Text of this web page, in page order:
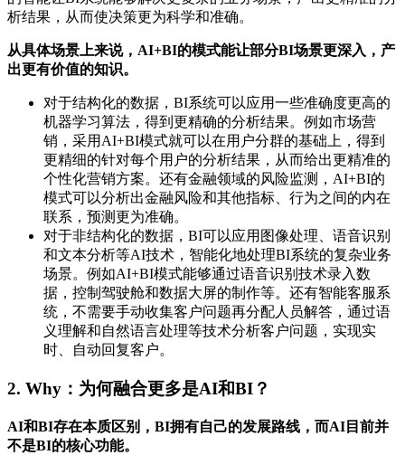
析结果，从而使决策更为科学和准确。
从具体场景上来说，AI+BI的模式能让部分BI场景更深入，产
出更有价值的知识。
对于结构化的数据，BI系统可以应用一些准确度更高的
机器学习算法，得到更精确的分析结果。例如市场营
销，采用AI+BI模式就可以在用户分群的基础上，得到
更精细的针对每个用户的分析结果，从而给出更精准的
个性化营销方案。还有金融领域的风险监测，AI+BI的
模式可以分析出金融风险和其他指标、行为之间的内在
联系，预测更为准确。
对于非结构化的数据，BI可以应用图像处理、语音识别
和文本分析等AI技术，智能化地处理BI系统的复杂业务
场景。例如AI+BI模式能够通过语音识别技术录入数
据，控制驾驶舱和数据大屏的制作等。还有智能客服系
统，不需要手动收集客户问题再分配人员解答，通过语
义理解和自然语言处理等技术分析客户问题，实现实
时、自动回复客户。
2. Why：为何融合更多是AI和BI？
AI和BI存在本质区别，BI拥有自己的发展路线，而AI目前并
不是BI的核心功能。